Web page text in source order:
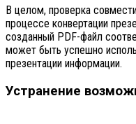
В целом, проверка
процессе конвертации
созданный PDF-файл
может быть успешно
презентации информации.
Устранение